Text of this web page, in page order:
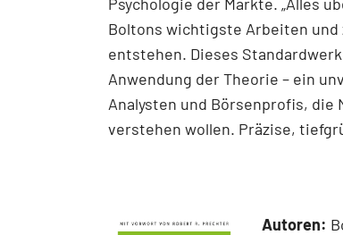
Boltons wichtigste Arbeiten
entstehen. Dieses
Anwendung der Theorie – ein
Analysten und Börsenprofis,
verstehen wollen. Präzise,
Autoren: